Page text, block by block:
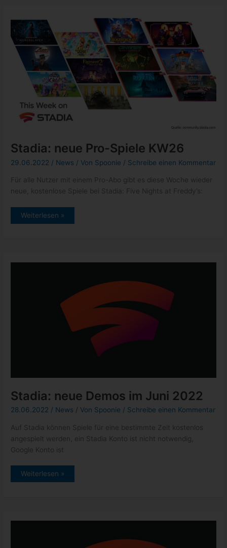
Stadia: neue Pro-Spiele KW26
29.06.2022 / News / Von Spoonie / Schreibe einen Kommentar
Für alle Nutzer mit einem Pro-Abo gibt es diese Woche wieder
neue, kostenlose Spiele bei Stadia: Five Nights at Freddy’s:
Stadia:
Weiterlesen »
Stadia: neue Demos im Juni 2022
28.06.2022 / News / Von Spoonie / Schreibe einen Kommentar
Auf Stadia können Spiele für eine bestimmte Zeit kostenlos
angespielt werden, ein Stadia Konto ist nicht notwendig,
Google Konto ist
Stadia:
Weiterlesen »